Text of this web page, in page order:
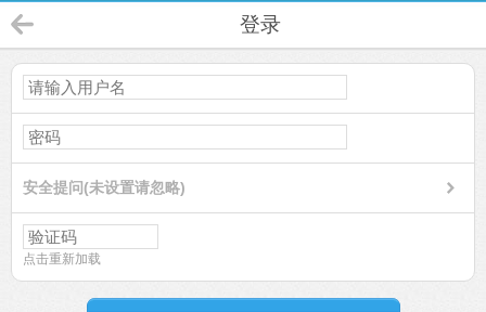
登录
安全提问(未设置请忽略)
点击重新加载